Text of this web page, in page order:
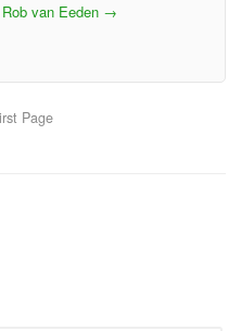
van Eeden →
Page